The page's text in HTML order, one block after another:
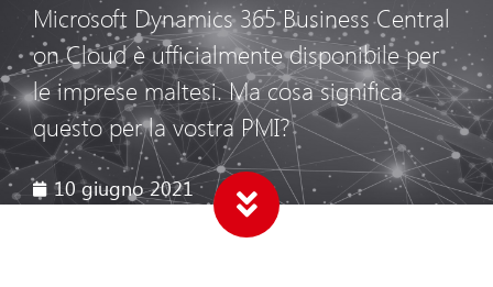
Microsoft Dynamics 365 Business Central
on Cloud è ufficialmente disponibile per
le imprese maltesi. Ma cosa significa
questo per la vostra PMI?
10 giugno 2021